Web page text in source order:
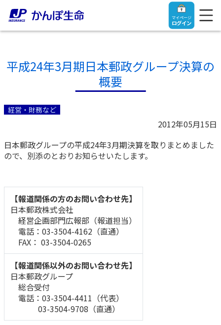
マイページ
ログイン
ご契約者さま
ご契約者さま
入院保険金・手術保険金のご請求
お手続き一覧
きっかけ・できごとから探す
保険をご検討中のお客さま
終身保険
養老保険
定期保険
学資保険
長寿支援保険
お見積りシミュレーション
【まずはご相談ください】企業経営でお悩みの方はこ
ちら
目的から探す
お役立ち情報
かんぽ生命の団体取扱い
法人向け資料請求
お役立ち情報
かんぽのLifeサポートナビ
かんぽ生命について
かんぽ生命について
よくあるご質問
お問い合わせ
平成24年3月期日本郵政グループ決算の
概要
経営・財務など
2012年05月15日
日本郵政グループの平成24年3月期決算を取りまとめました
ので、別添のとおりお知らせいたします。
【報道関係の方のお問い合わせ先】
日本郵政株式会社
経営企画部門広報部（報道担当）
電話：03-3504-4162（直通）
FAX： 03-3504-0265
【報道関係以外のお問い合わせ先】
日本郵政グループ
総合受付
電話：03-3504-4411（代表）
03-3504-9708（直通）